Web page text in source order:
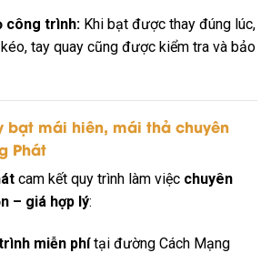
công trình:Khi bạt được thay đúng lúc,
tay quay cũng được kiểm tra và bảo
mái hiên, mái thả chuyên
Phát
cam kết quy trình làm việc chuyên
– giá hợp lý:
miễn phítại đường Cách Mạng